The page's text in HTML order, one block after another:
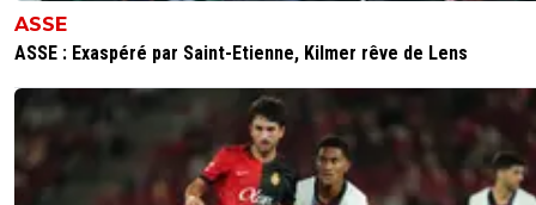
ASSE
ASSE : Exaspéré par Saint-Etienne, Kilmer rêve de Lens